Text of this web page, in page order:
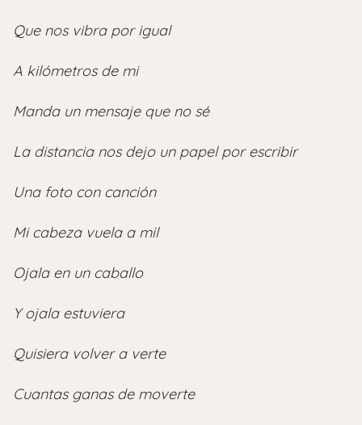
Que nos vibra por igual
A kilómetros de mi
Manda un mensaje que no sé
La distancia nos dejo un papel por escribir
Una foto con canción
Mi cabeza vuela a mil
Ojala en un caballo
Y ojala estuviera
Quisiera volver a verte
Cuantas ganas de moverte